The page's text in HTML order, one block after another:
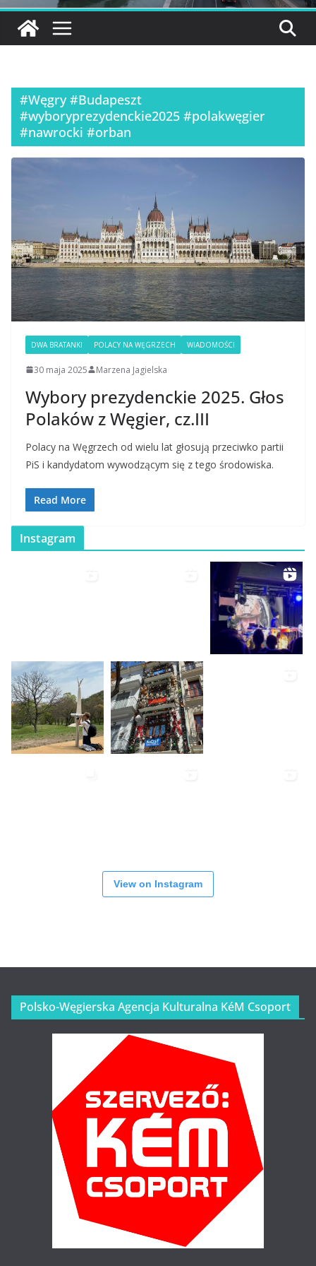
#Węgry #Budapeszt
#wyboryprezydenckie2025 #polakwęgier
#nawrocki #orban
DWA BRATANKI POLACY NA WĘGRZECH WIADOMOŚCI
30 maja 2025 Marzena Jagielska
Wybory prezydenckie 2025. Głos
Polaków z Węgier, cz.III
Polacy na Węgrzech od wielu lat głosują przeciwko partii
PiS i kandydatom wywodzącym się z tego środowiska.
Read More
Instagram
View on Instagram
Polsko-Węgierska Agencja Kulturalna KéM Csoport